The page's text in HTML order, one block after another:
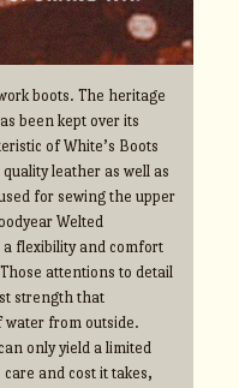
boots. The heritage
been kept over its
of White’s Boots
leather as well as
for sewing the upper
Welted
flexibility and comfort
attentions to detail
strength that
water from outside.
only yield a limited
and cost it takes,